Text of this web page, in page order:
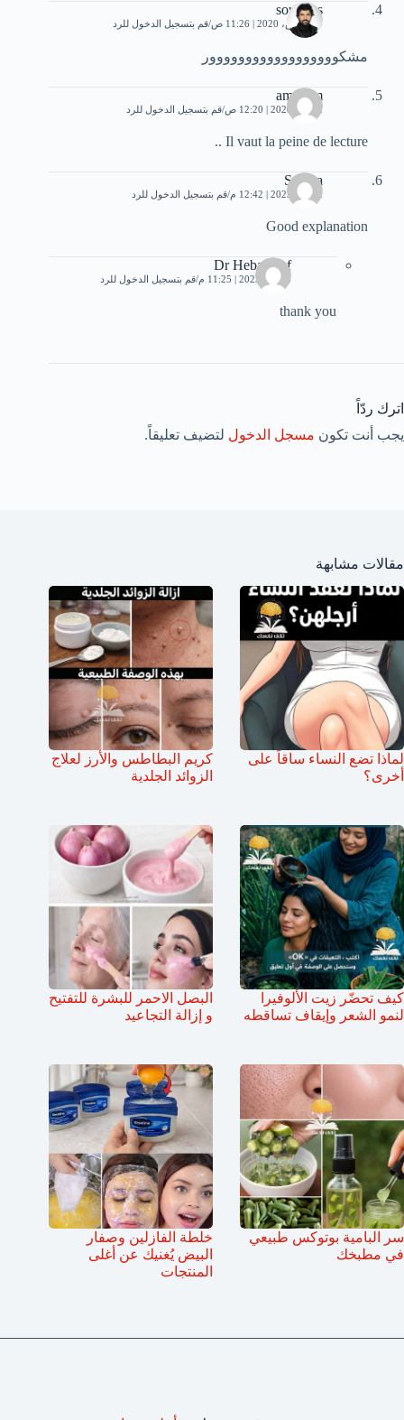
soundos
10 مارس، 2020 | 11:26 ص قم بتسجيل الدخول للرد
مشكوووووووووووووووووور
amel sm
2 مايو، 2020 | 12:20 ص قم بتسجيل الدخول للرد
Il vaut la peine de lecture ..
Salima
2 مايو، 2023 | 12:42 م قم بتسجيل الدخول للرد
Good explanation
Dr Heba Atef
4 مايو، 2023 | 11:25 م قم بتسجيل الدخول للرد
thank you
اترك ردّاً
يجب أنت تكون مسجل الدخول لتضيف تعليقاً.
مقالات مشابهة
لماذا تضع النساء ساقاً على
أخرى؟
كريم البطاطس والأرز لعلاج
الزوائد الجلدية
كيف تحضّر زيت الألوفيرا
لنمو الشعر وإيقاف تساقطه
البصل الاحمر للبشرة للتفتيح
و إزالة التجاعيد
سر البامية بوتوكس طبيعي
في مطبخك
خلطة الفازلين وصفار
البيض يُغنيك عن أغلى
المنتجات